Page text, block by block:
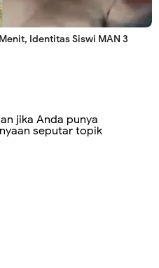
Identitas Siswi MAN 3
jika Anda punya
seputar topik